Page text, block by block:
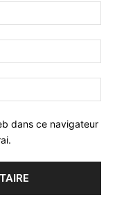
dans ce navigateur